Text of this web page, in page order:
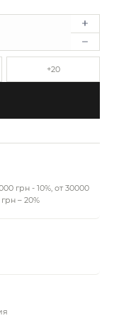
+20
грн - 10%, от 30000
– 20%